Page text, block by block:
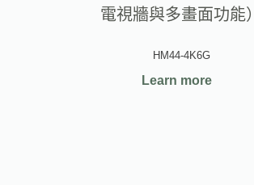
電視牆與多畫面功能）
HM44-4K6G
Learn more